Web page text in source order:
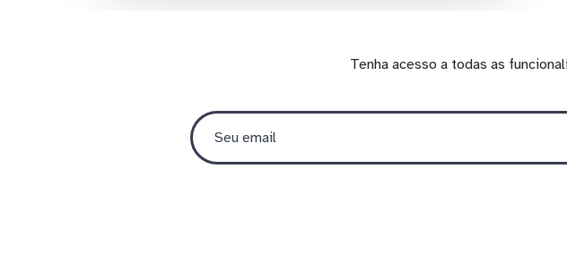
Tenha acesso a todas as